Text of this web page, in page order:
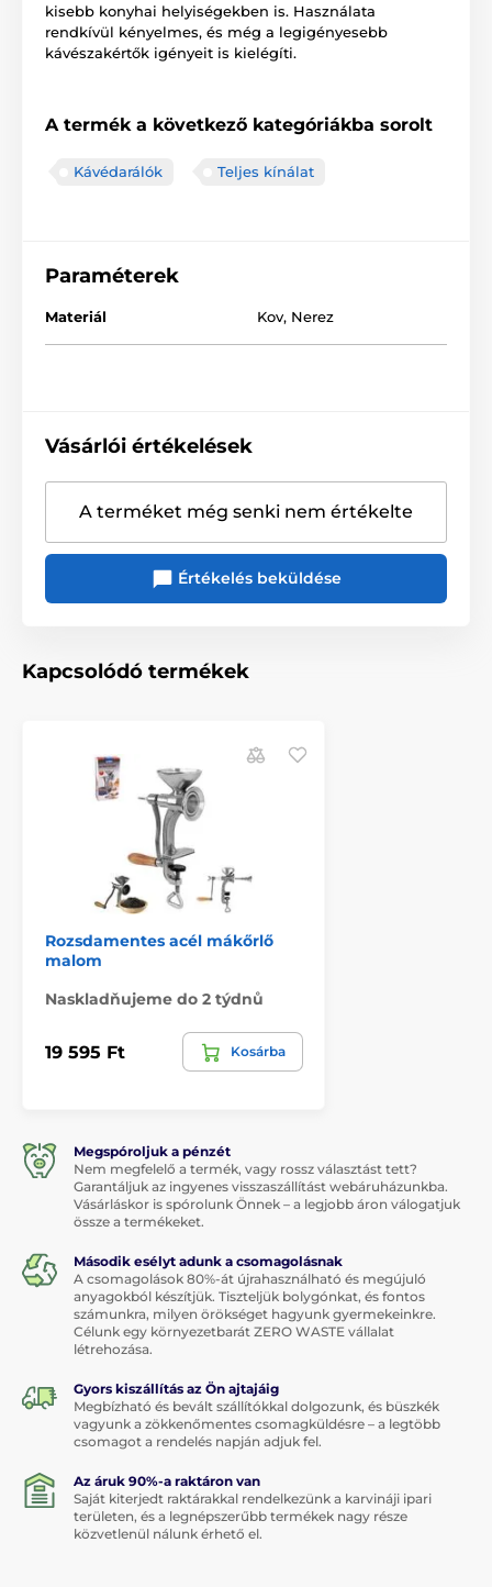
kisebb konyhai helyiségekben is. Használata
rendkívül kényelmes, és még a legigényesebb
kávészakértők igényeit is kielégíti.
A termék a következő kategóriákba sorolt
Kávédarálók Teljes kínálat
Paraméterek
Materiál Kov, Nerez
Vásárlói értékelések
A terméket még senki nem értékelte
Értékelés beküldése
Kapcsolódó termékek
Rozsdamentes acél mákőrlő
malom
Naskladňujeme do 2 týdnů
19 595 Ft Kosárba
Megspóroljuk a pénzét
Nem megfelelő a termék, vagy rossz választást tett?
Garantáljuk az ingyenes visszaszállítást webáruházunkba.
Vásárláskor is spórolunk Önnek – a legjobb áron válogatjuk
össze a termékeket.
Második esélyt adunk a csomagolásnak
A csomagolások 80%-át újrahasználható és megújuló
anyagokból készítjük. Tiszteljük bolygónkat, és fontos
számunkra, milyen örökséget hagyunk gyermekeinkre.
Célunk egy környezetbarát ZERO WASTE vállalat
létrehozása.
Gyors kiszállítás az Ön ajtajáig
Megbízható és bevált szállítókkal dolgozunk, és büszkék
vagyunk a zökkenőmentes csomagküldésre – a legtöbb
csomagot a rendelés napján adjuk fel.
Az áruk 90%-a raktáron van
Saját kiterjedt raktárakkal rendelkezünk a karvináji ipari
területen, és a legnépszerűbb termékek nagy része
közvetlenül nálunk érhető el.